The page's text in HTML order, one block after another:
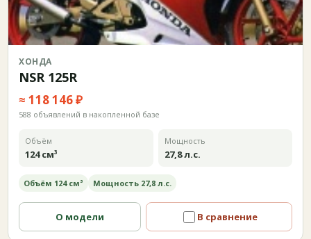
ХОНДА
NSR 125R
≈ 118 146 ₽
588 объявлений в накопленной базе
Объём
124 см³
Мощность
27,8 л.с.
Объём 124 см³ Мощность 27,8 л.с.
О модели В сравнение